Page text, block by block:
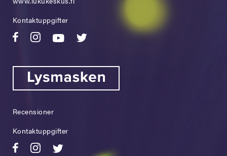
Kontaktuppgifter
Recensioner
Kontaktuppgifter